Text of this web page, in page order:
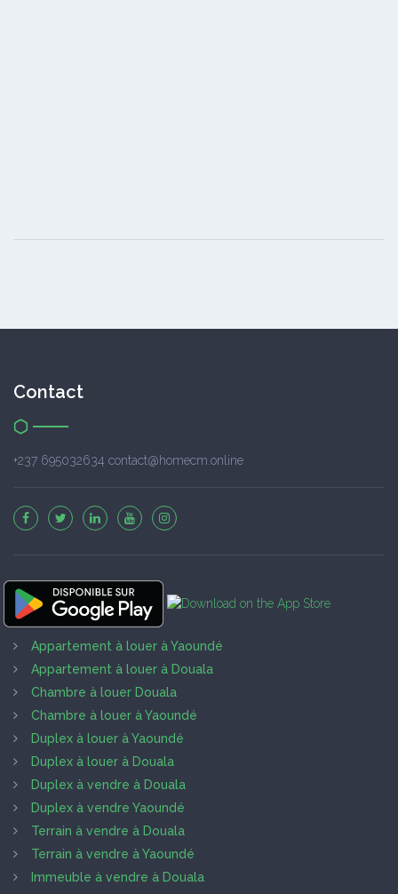
Contact
+237 695032634 contact@homecm.online
Appartement à louer à Yaoundé
Appartement à louer à Douala
Chambre à louer Douala
Chambre à louer à Yaoundé
Duplex à louer à Yaoundé
Duplex à louer à Douala
Duplex à vendre à Douala
Duplex à vendre Yaoundé
Terrain à vendre à Douala
Terrain à vendre à Yaoundé
Immeuble à vendre à Douala